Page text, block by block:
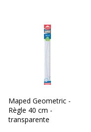
Maped Geometric -
Règle 40 cm -
transparente